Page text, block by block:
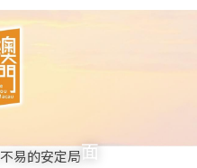
易的安定局面